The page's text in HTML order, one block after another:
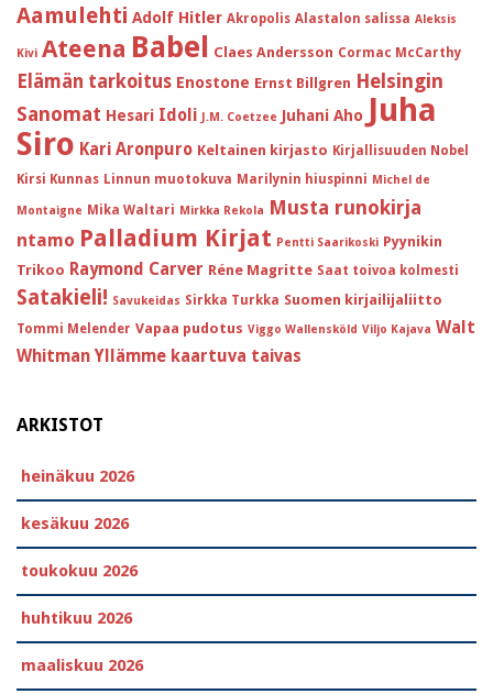
Aamulehti Adolf Hitler Akropolis Alastalon salissa Aleksis
Kivi Ateena Babel Claes Andersson Cormac McCarthy
Elämän tarkoitus Enostone Ernst Billgren Helsingin
Sanomat Hesari Idoli J.M. Coetzee Juhani Aho Juha
Siro Kari Aronpuro Keltainen kirjasto Kirjallisuuden Nobel
Kirsi Kunnas Linnun muotokuva Marilynin hiuspinni Michel de
Montaigne Mika Waltari Mirkka Rekola Musta runokirja
ntamo Palladium Kirjat Pentti Saarikoski Pyynikin
Trikoo Raymond Carver Réne Magritte Saat toivoa kolmesti
Satakieli! Savukeidas Sirkka Turkka Suomen kirjailijaliitto
Tommi Melender Vapaa pudotus Viggo Wallensköld Viljo Kajava Walt
Whitman Yllämme kaartuva taivas
ARKISTOT
heinäkuu 2026
kesäkuu 2026
toukokuu 2026
huhtikuu 2026
maaliskuu 2026